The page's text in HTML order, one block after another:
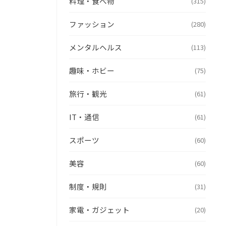
ファッション (280)
メンタルヘルス (113)
趣味・ホビー (75)
旅行・観光 (61)
IT・通信 (61)
スポーツ (60)
美容 (60)
制度・規則 (31)
家電・ガジェット (20)